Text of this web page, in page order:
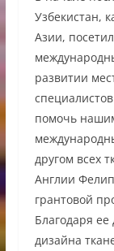
Узбекистан,
Азии,
развитии
помочь
другом всех
Англии
грантовой
Благодаря
дизайна